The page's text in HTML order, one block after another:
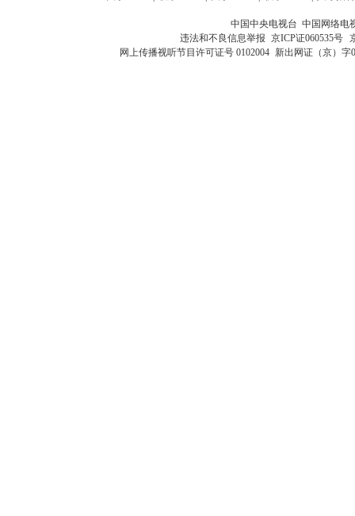
中国中央电视台 中国网络电
违法和不良信息举报 京ICP证060535号
网上传播视听节目许可证号 0102004 新出网证（京）